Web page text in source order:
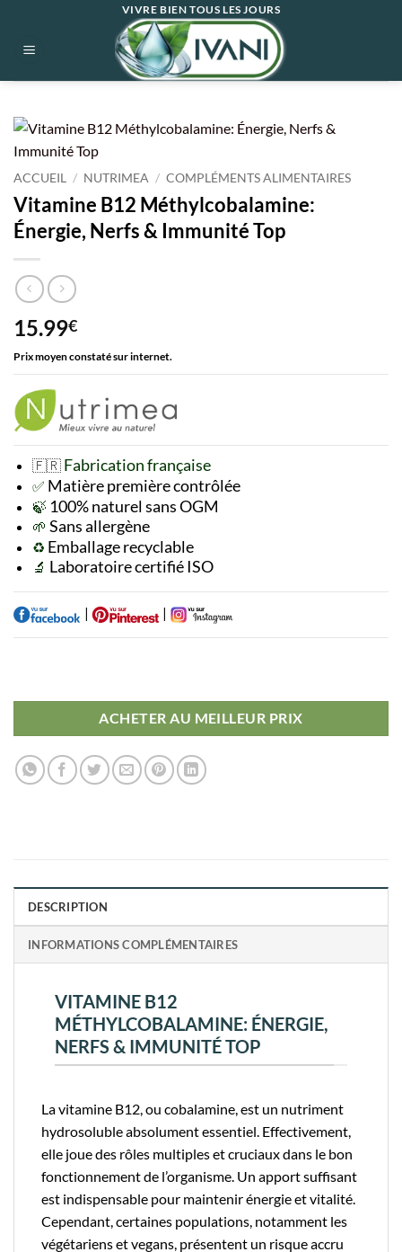
contenu
VIVRE BIEN TOUS LES JOURS
ACCUEIL / NUTRIMEA / COMPLÉMENTS ALIMENTAIRES
Vitamine B12 Méthylcobalamine:
Énergie, Nerfs & Immunité Top
15.99€
Prix moyen constaté sur internet.
🇫🇷 Fabrication française
✅ Matière premièrecontrôlée
🍃 100% naturel sans OGM
🌱 Sans allergène
♻️ Emballage recyclable
🔬 Laboratoire certifié ISO
| |
ACHETER AU MEILLEUR PRIX
DESCRIPTION
INFORMATIONS COMPLÉMENTAIRES
VITAMINE B12
MÉTHYLCOBALAMINE: ÉNERGIE,
NERFS & IMMUNITÉ TOP
La vitamine B12, ou cobalamine, est un nutriment
hydrosoluble absolument essentiel. Effectivement,
elle joue des rôles multiples et cruciaux dans le bon
fonctionnement de l’organisme. Un apport suffisant
est indispensable pour maintenir énergie et vitalité.
Cependant, certaines populations, notamment les
végétariens et vegans, présentent un risque accru